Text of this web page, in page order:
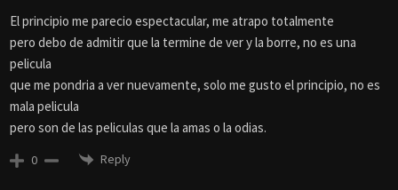
El principio me parecio espectacular, me atrapo totalmente
pero debo de admitir que la termine de ver y la borre, no es una
pelicula
que me pondria a ver nuevamente, solo me gusto el principio, no es
mala pelicula
pero son de las peliculas que la amas o la odias.
0 Reply